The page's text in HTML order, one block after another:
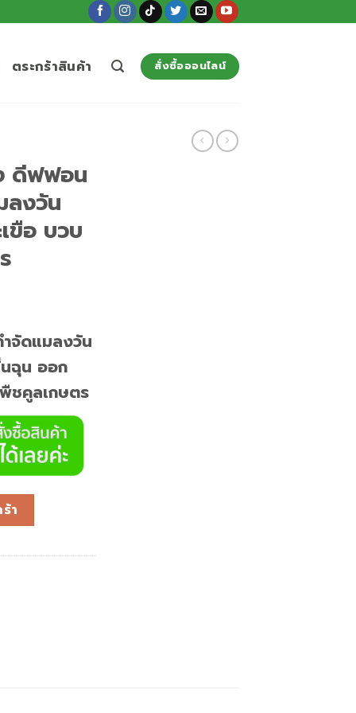
ตระกร้าสินค้า สั่งซื้อออนไลน์
ดีฟฟอน
ลงวัน
ขือ บวบ
จัดแมลงวัน
ฉุน ออก
ชคูลเกษตร
า